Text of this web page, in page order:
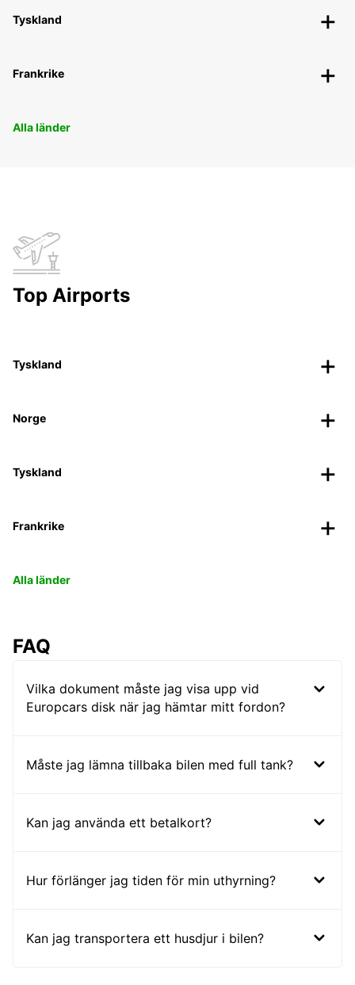
Tyskland
Frankrike
Alla länder
Top Airports
Tyskland
Norge
Tyskland
Frankrike
Alla länder
FAQ
Vilka dokument måste jag visa upp vid
Europcars disk när jag hämtar mitt fordon?
Måste jag lämna tillbaka bilen med full tank?
Kan jag använda ett betalkort?
Hur förlänger jag tiden för min uthyrning?
Kan jag transportera ett husdjur i bilen?